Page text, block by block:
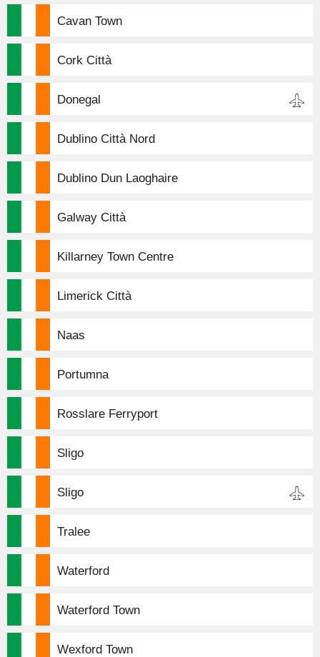
Cavan Town
Cork Città
Donegal
Dublino Città Nord
Dublino Dun Laoghaire
Galway Città
Killarney Town Centre
Limerick Città
Naas
Portumna
Rosslare Ferryport
Sligo
Sligo
Tralee
Waterford
Waterford Town
Wexford Town